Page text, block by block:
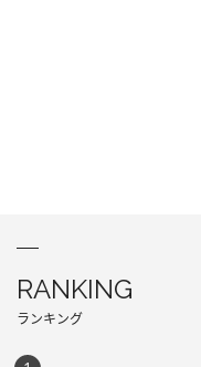
RANKING
ランキング